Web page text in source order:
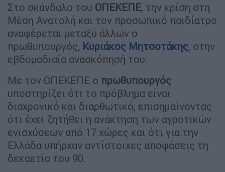
Στο σκάνδαλο του ΟΠΕΚΕΠΕ, την κρίση στη
Μέση Ανατολή και τον προσωπικό παιδίατρο
αναφέρεται μεταξύ άλλων ο
πρωθυπουργός, Κυριάκος Μητσοτάκης, στην
εβδομαδιαία ανασκόπησή του.
Με τον ΟΠΕΚΕΠΕ ο πρωθυπουργός
υποστηρίζει ότι το πρόβλημα είναι
διαχρονικό και διαρθωτικό, επισημαίνοντας
ότι έχει ζητήθει η ανάκτηση των αγροτικών
ενισχύσεων από 17 χώρες και ότι για την
Ελλάδα υπήρχαν αντίστοιχες αποφάσεις τη
δεκαετία του 90.